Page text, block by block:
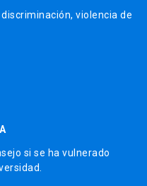
violencia de
si se ha vulnerado